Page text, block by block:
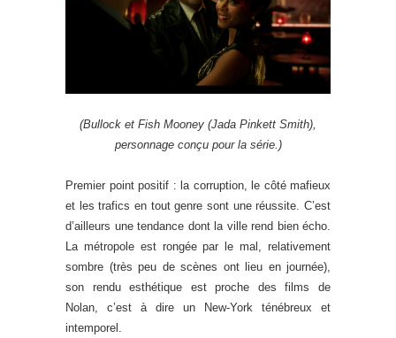
(Bullock et Fish Mooney (Jada Pinkett Smith),
personnage conçu pour la série.)
Premier point positif : la corruption, le côté mafieux
et les trafics en tout genre sont une réussite. C’est
d’ailleurs une tendance dont la ville rend bien écho.
La métropole est rongée par le mal, relativement
sombre (très peu de scènes ont lieu en journée),
son rendu esthétique est proche des films de
Nolan, c’est à dire un New-York ténébreux et
intemporel.